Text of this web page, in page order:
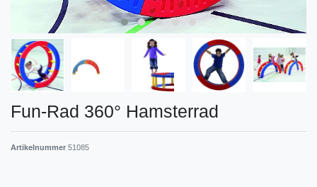
Fun-Rad 360° Hamsterrad
Artikelnummer 51085